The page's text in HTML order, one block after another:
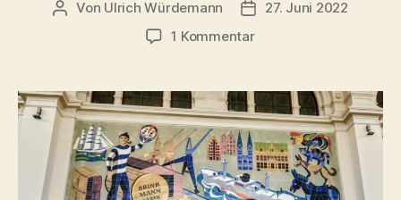
Beitragsautor
Von Ulrich Würdemann Beitragsdatum
27. Juni 2022
1 Kommentarzu
Hauptbahnhof
Bremen